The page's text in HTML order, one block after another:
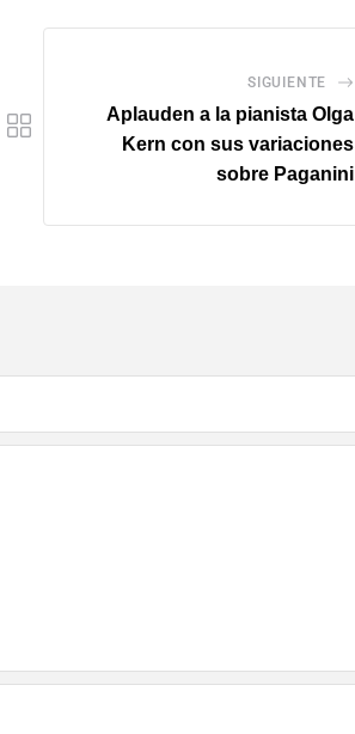
SIGUIENTE
Aplauden a la pianista Olga
Kern con sus variaciones
sobre Paganini